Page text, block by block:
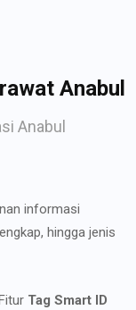
Anabul
Anabul
informasi
hingga jenis
Tag Smart ID